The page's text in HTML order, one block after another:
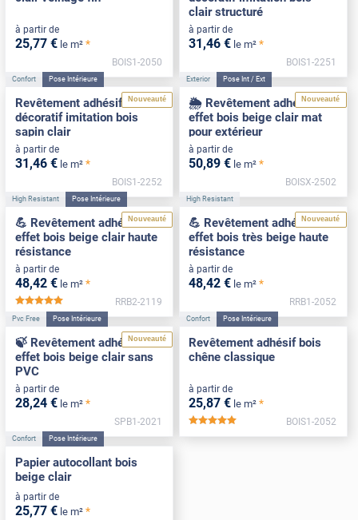
à partir de
25,77 € le m² *
BOIS1-2050
clair structuré
à partir de
31 ,46 € le m² *
BOIS1-2251
Nouveauté
Confort Pose Intérieure
Revêtement adhésif
décoratif imitation bois
sapin clair
à partir de
31 ,46 € le m² *
BOIS1-2252
Nouveauté
Exterior Pose Int / Ext
🌦️ Revêtement adhésif
effet bois beige clair mat
pour extérieur
à partir de
50,89 € le m² *
BOISX-2502
Nouveauté
High Resistant Pose Intérieure
💪 Revêtement adhésif
effet bois beige clair haute
résistance
à partir de
48,42 € le m² *
RRB2-2119
Nouveauté
High Resistant
💪 Revêtement adhésif
effet bois très beige haute
résistance
à partir de
48,42 € le m² *
RRB1-2052
Nouveauté
Pvc Free Pose Intérieure
🍃 Revêtement adhésif
effet bois beige clair sans
PVC
à partir de
28,24 € le m² *
SPB1-2021
Confort Pose Intérieure
Revêtement adhésif bois
chêne classique
à partir de
25,87 € le m² *
BOIS1-2052
Confort Pose Intérieure
Papier autocollant bois
beige clair
à partir de
25,77 € le m² *